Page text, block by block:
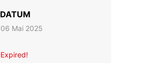
DATUM
06 Mai 2025
Expired!